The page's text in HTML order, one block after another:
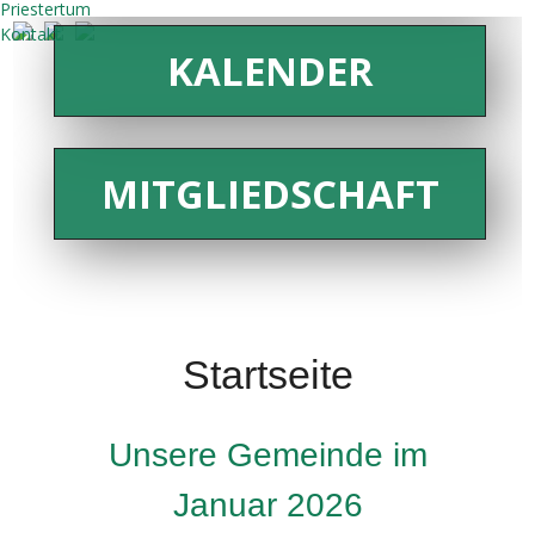
Priestertum
Kontakt
KALENDER
MITGLIEDSCHAFT
Startseite
Unsere Gemeinde im
Januar 2026